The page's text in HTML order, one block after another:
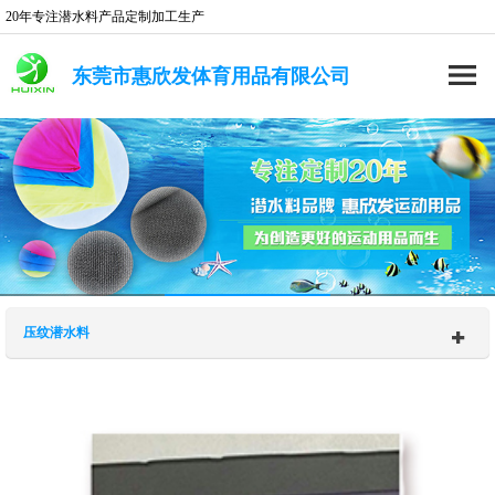
20年专注潜水料产品定制加工生产
东莞市惠欣发体育用品有限公司
压纹潜水料